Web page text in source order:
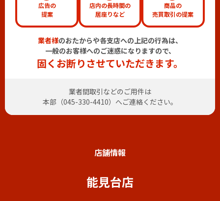
広告の
提案
店内の長時間の
居座りなど
商品の
売買取引の提案
業者様のおたからや各支店への上記の行為は、
一般のお客様へのご迷惑になりますので、
固くお断りさせていただきます。
業者間取引などのご用件は
本部（045-330-4410）へご連絡ください。
店舗情報
能見台店